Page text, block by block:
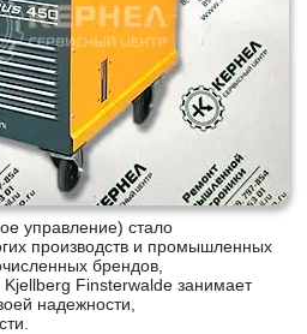
управление) стало
производств и промышленных
брендов,
Finsterwalde занимает
надежности,